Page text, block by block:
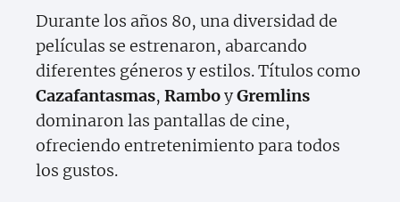
Durante los años 80, una diversidad de
películas se estrenaron, abarcando
diferentes géneros y estilos. Títulos como
Cazafantasmas, RamboyGremlins
dominaron las pantallas de cine,
ofreciendo entretenimiento para todos
los gustos.